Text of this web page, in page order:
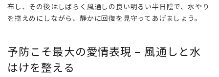
の
愛
現 –
風
通
布し、その後はしばらく風通しの良い明るい半日陰で、水やり
を控えめにしながら、静かに回復を見守ってあげましょう。
予防こそ最大の愛情表現 – 風通しと水
はけを整える